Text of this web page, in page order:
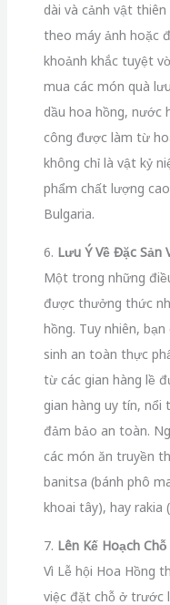
dài và cảnh vật
theo máy ảnh hoặc
khoảnh khắc tuyệt
mua các món quà
dầu hoa hồng, nước
công được làm từ
không chỉ là vật kỷ
phẩm chất lượng
Bulgaria.
6. Lưu Ý Về Đặc Sản
Một trong những
được thưởng thức
hồng. Tuy nhiên,
sinh an toàn thực
từ các gian hàng lề
gian hàng uy tín, nổi
đảm bảo an toàn.
các món ăn truyền
banitsa (bánh phô
khoai tây), hay rakia
7. Lên Kế Hoạch
Vì Lễ hội Hoa Hồng
việc đặt chỗ ở trước